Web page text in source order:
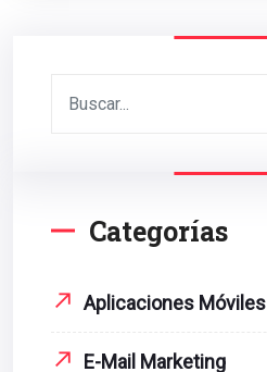
Categorías
Aplicaciones Móviles
E-Mail Marketing